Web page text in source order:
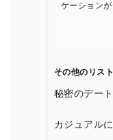
ケーション
その他のリスト
秘密のデー
カジュアル